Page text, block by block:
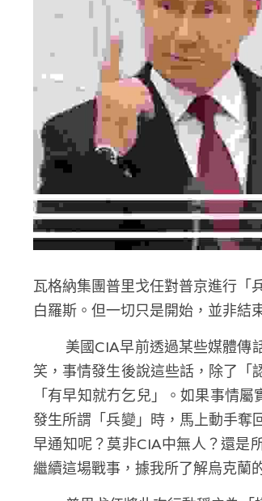
瓦格納集團普里戈任對普京進行「
白羅斯。但一切只是開始，並非結
笑，事情發生後說這些話，除了「
「有早知就冇乞兒」。如果事情
發生所謂「兵變」時，馬上動手奪
早通知呢？莫非CIA中無人？還是
繼續這場戰事，據我所了解烏克蘭